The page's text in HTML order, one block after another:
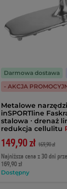
Metalowe
inSPORTline
stalowa ∙ drenaż
redukcja cellulitu
149,90 zł 169,90 zł
Najniższa cena z 30 dni
169,90 zł
Dostępny
Darmowa dostawa
- AKCJA